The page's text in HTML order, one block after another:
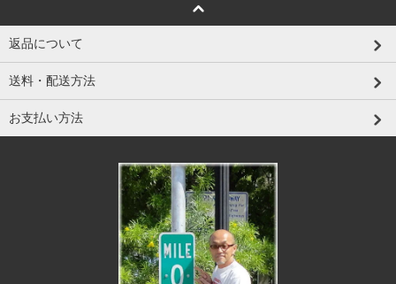
返品について
送料・配送方法
お支払い方法